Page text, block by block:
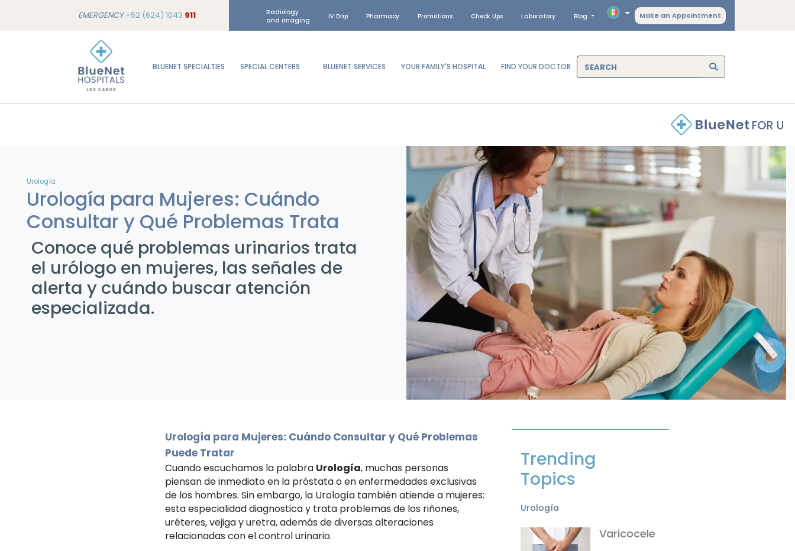
EMERGENCY+52 (624) 1043 911
Radiology
and imaging
IV Drip Pharmacy Promotions Check Ups Laboratory Blog Make an Appointment
BLUENET SPECIALTIES SPECIAL CENTERS BLUENET SERVICES YOUR FAMILY'S HOSPITAL FIND YOUR DOCTOR
Urología
Urología para Mujeres: Cuándo
Consultar y Qué Problemas Trata
Conoce qué problemas urinarios trata
el urólogo en mujeres, las señales de
alerta y cuándo buscar atención
especializada.
Urología para Mujeres: Cuándo Consultar y Qué Problemas
Puede Tratar
Cuando escuchamos la palabra Urología, muchas personas
piensan de inmediato en la próstata o en enfermedades exclusivas
de los hombres. Sin embargo, la Urología también atiende a mujeres:
esta especialidad diagnostica y trata problemas de los riñones,
uréteres, vejiga y uretra, además de diversas alteraciones
relacionadas con el control urinario.
Trending
Topics
Urología
Varicocele